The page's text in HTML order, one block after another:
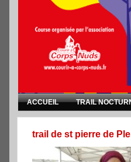
ACCUEIL TRAIL
trail de st pierre de